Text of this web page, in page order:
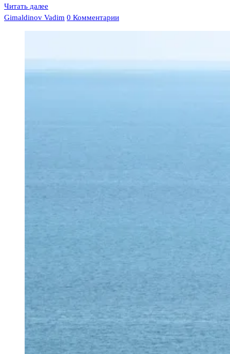
Читать далее
Gimaldinov Vadim 0 Комментарии